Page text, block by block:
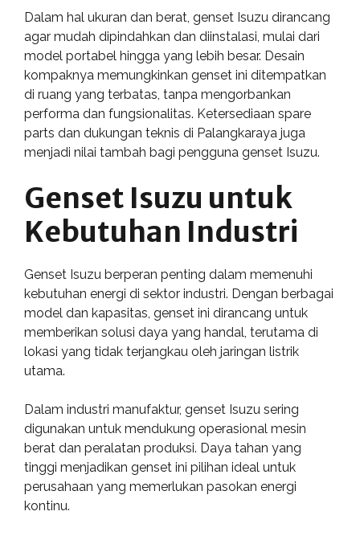
Dalam hal ukuran dan berat, genset Isuzu dirancang
agar mudah dipindahkan dan diinstalasi, mulai dari
model portabel hingga yang lebih besar. Desain
kompaknya memungkinkan genset ini ditempatkan
di ruang yang terbatas, tanpa mengorbankan
performa dan fungsionalitas. Ketersediaan spare
parts dan dukungan teknis di Palangkaraya juga
menjadi nilai tambah bagi pengguna genset Isuzu.
Genset Isuzu untuk
Kebutuhan Industri
Genset Isuzu berperan penting dalam memenuhi
kebutuhan energi di sektor industri. Dengan berbagai
model dan kapasitas, genset ini dirancang untuk
memberikan solusi daya yang handal, terutama di
lokasi yang tidak terjangkau oleh jaringan listrik
utama.
Dalam industri manufaktur, genset Isuzu sering
digunakan untuk mendukung operasional mesin
berat dan peralatan produksi. Daya tahan yang
tinggi menjadikan genset ini pilihan ideal untuk
perusahaan yang memerlukan pasokan energi
kontinu.